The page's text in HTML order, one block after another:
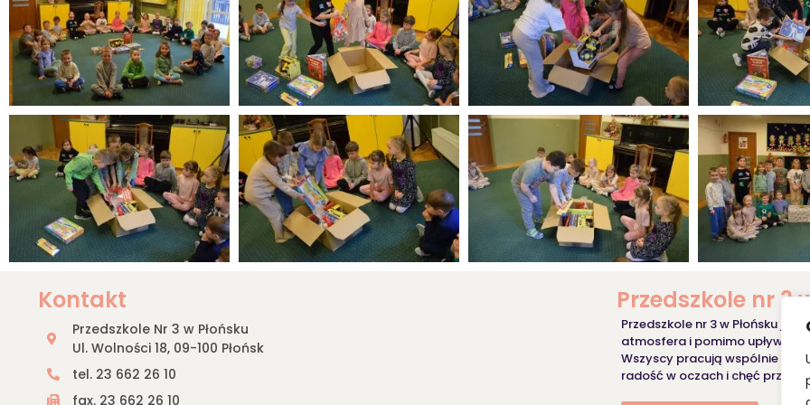
Kontakt
Przedszkole Nr 3 w Płońsku
Ul. Wolności 18, 09-100 Płońsk
tel. 23 662 26 10
fax. 23 662 26 10
Przedszkole nr 3
Przedszkole nr 3 w Płońsku
atmosfera i pomimo upływu lat
Wszyscy pracują wspólnie dla
radość w oczach i chęć